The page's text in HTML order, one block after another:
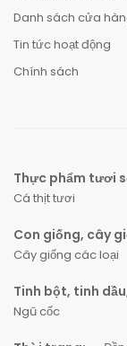
Danh sách cửa
Tin tức hoạt động
Chính sách
Thực phẩm tươi
Cá thịt tươi
Con giống, cây
Cây giống các loại
Tinh bột, tinh
Ngũ cốc